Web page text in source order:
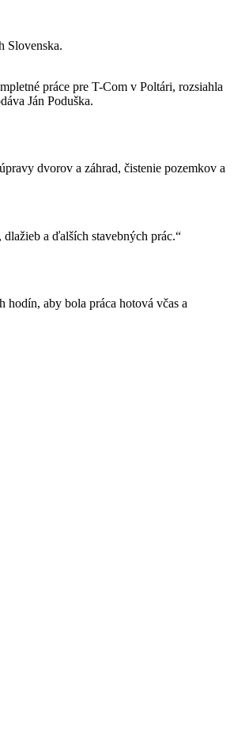
Slovenska.
práce pre T-Com v Poltári, rozsiahla
Ján Poduška.
dvorov a záhrad, čistenie pozemkov a
a ďalších stavebných prác.“
hodín, aby bola práca hotová včas a